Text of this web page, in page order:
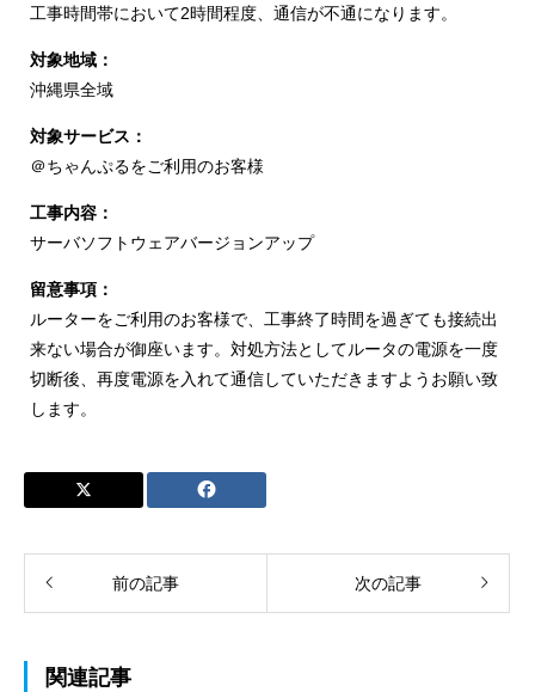
工事時間帯において2時間程度、通信が不通になります。
対象地域：
沖縄県全域
対象サービス：
＠ちゃんぷるをご利用のお客様
工事内容：
サーバソフトウェアバージョンアップ
留意事項：
ルーターをご利用のお客様で、工事終了時間を過ぎても接続出
来ない場合が御座います。対処方法としてルータの電源を一度
切断後、再度電源を入れて通信していただきますようお願い致
します。
前の記事 次の記事
関連記事